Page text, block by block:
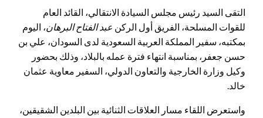
​التقى السيد رئيس مجلس السيادة الانتقالي، القائد العام
للقوات المسلحة، الفريق أول الركن عبد الفتاح البرهان، اليوم
بمكتبه، سفير المملكة العربية السعودية لدى السودان، علي بن
حسن جعفر، بمناسبة انتهاء فترة عمله بالبلاد، وذلك بحضور
وكيل وزارة الخارجية والتعاون الدولي، السفير معاوية عثمان
خالد.
​واستعرض اللقاء مسار العلاقات الثنائية بين البلدين الشقيقين،